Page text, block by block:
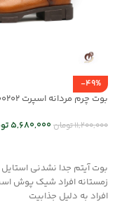
-49%
بوت چرم مردانه اسپرت mrc300202
11,200,000تومان5,680,000
بوت آیتم جدا نشدنی استایل
زمستانه افراد شیک پوش
افراد به دلیل جذابیت